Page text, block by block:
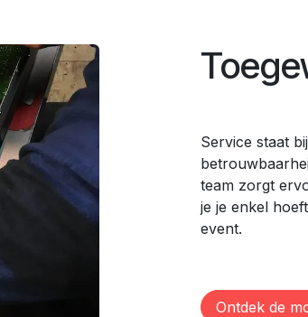
Service staat
team zorgt
je je enkel
event.
Ontdek de